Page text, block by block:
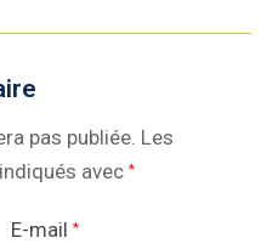
pas publiée. Les
avec*
E-mail*